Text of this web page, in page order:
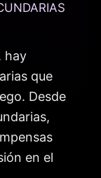
hay
que
Desde
en el